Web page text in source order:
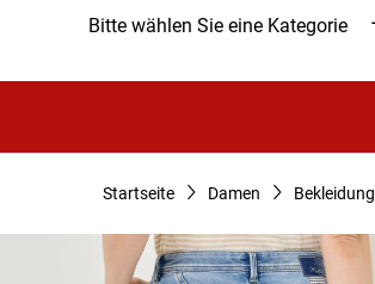
Bitte wählen Sie eine Kategorie
Startseite Damen Bekleidung